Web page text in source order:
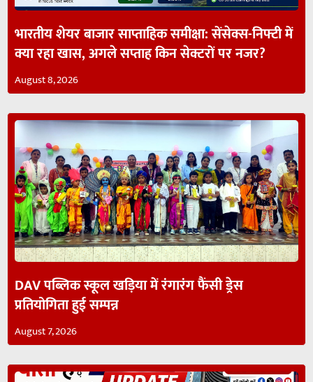
भारतीय शेयर बाजार साप्ताहिक समीक्षा: सेंसेक्स-निफ्टी में
क्या रहा खास, अगले सप्ताह किन सेक्टरों पर नजर?
August 8, 2026
DAV पब्लिक स्कूल खड़िया में रंगारंग फैंसी ड्रेस
प्रतियोगिता हुई सम्पन्न
August 7, 2026